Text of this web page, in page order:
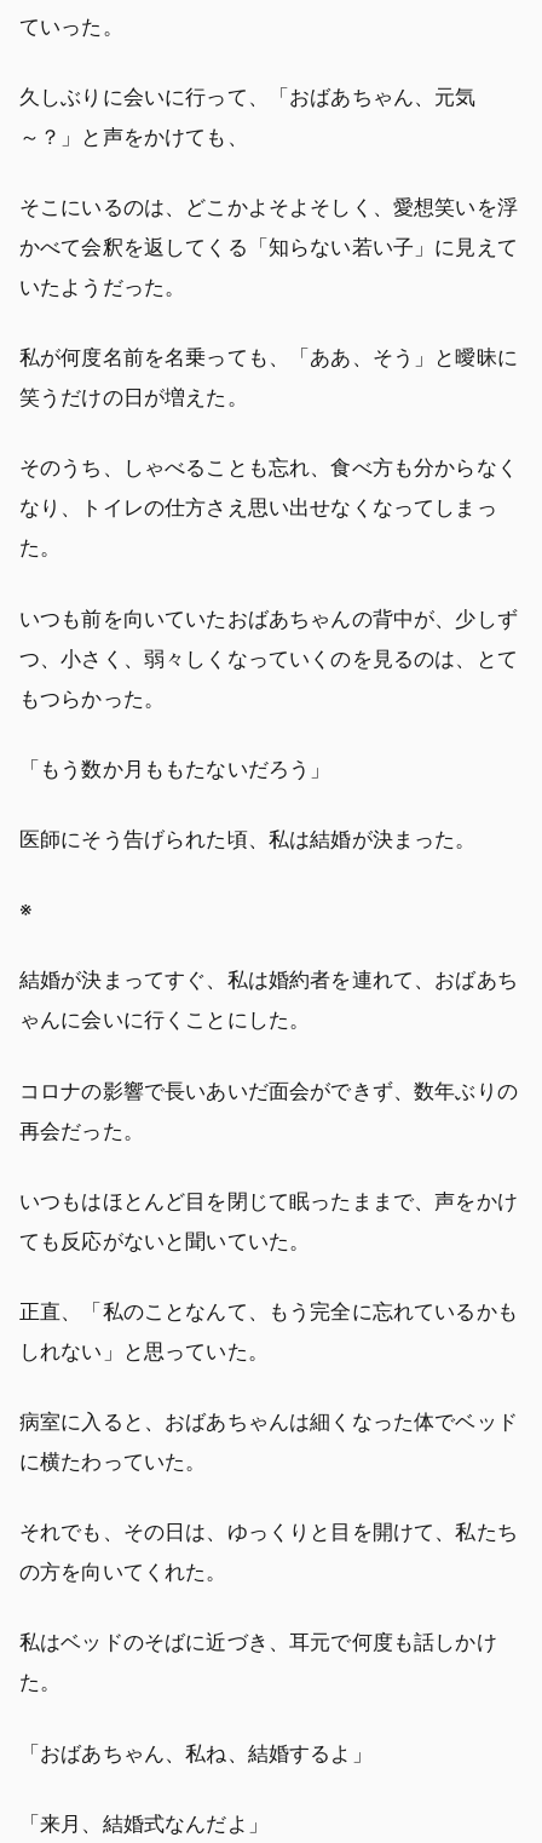
ていった。
久しぶりに会いに行って、「おばあちゃん、元気
～？」と声をかけても、
そこにいるのは、どこかよそよそしく、愛想笑いを浮
かべて会釈を返してくる「知らない若い子」に見えて
いたようだった。
私が何度名前を名乗っても、「ああ、そう」と曖昧に
笑うだけの日が増えた。
そのうち、しゃべることも忘れ、食べ方も分からなく
なり、トイレの仕方さえ思い出せなくなってしまっ
た。
いつも前を向いていたおばあちゃんの背中が、少しず
つ、小さく、弱々しくなっていくのを見るのは、とて
もつらかった。
「もう数か月ももたないだろう」
医師にそう告げられた頃、私は結婚が決まった。
※
結婚が決まってすぐ、私は婚約者を連れて、おばあち
ゃんに会いに行くことにした。
コロナの影響で長いあいだ面会ができず、数年ぶりの
再会だった。
いつもはほとんど目を閉じて眠ったままで、声をかけ
ても反応がないと聞いていた。
正直、「私のことなんて、もう完全に忘れているかも
しれない」と思っていた。
病室に入ると、おばあちゃんは細くなった体でベッド
に横たわっていた。
それでも、その日は、ゆっくりと目を開けて、私たち
の方を向いてくれた。
私はベッドのそばに近づき、耳元で何度も話しかけ
た。
「おばあちゃん、私ね、結婚するよ」
「来月、結婚式なんだよ」